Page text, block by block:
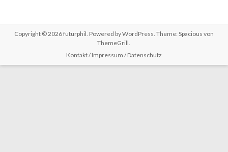
Copyright © 2026futurphil . Powered byWordPress . Theme: Spacious von
ThemeGrill
Kontakt / Impressum / Datenschutz